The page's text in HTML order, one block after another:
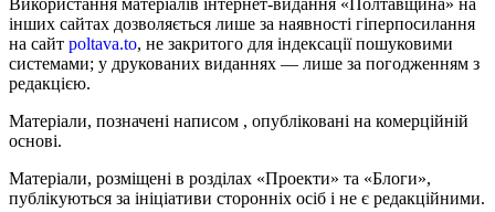
Використання матеріалів інтернет-видання «Полтавщина» на
інших сайтах дозволяється лише за наявності гіперпосилання
на сайт poltava.to, не закритого для індексації пошуковими
системами; у друкованих виданнях — лише за погодженням з
редакцією.
Матеріали, позначені написом , опубліковані на комерційній
основі.
Матеріали, розміщені в розділах «Проекти» та «Блоги»,
публікуються за ініціативи сторонніх осіб і не є редакційними.